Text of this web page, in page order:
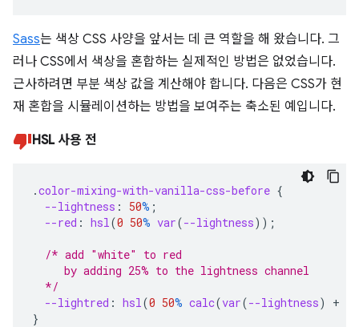
Sass는 색상 CSS 사양을 앞서는 데 큰 역할을 해 왔습니다. 그
러나 CSS에서 색상을 혼합하는 실제적인 방법은 없었습니다.
근사하려면 부분 색상 값을 계산해야 합니다. 다음은 CSS가 현
재 혼합을 시뮬레이션하는 방법을 보여주는 축소된 예입니다.
HSL 사용 전
.color-mixing-with-vanilla-css-before {
--lightness : 50% ;
--red : hsl(0 50% var(--lightness));
/* add "white" to red
     by adding 25% to the lightness channel
  */
--lightred : hsl(0 50% calc(var(--lightness) +
}